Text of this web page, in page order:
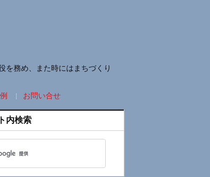
を務め、また時にはまちづくり
お問い合せ
内検索